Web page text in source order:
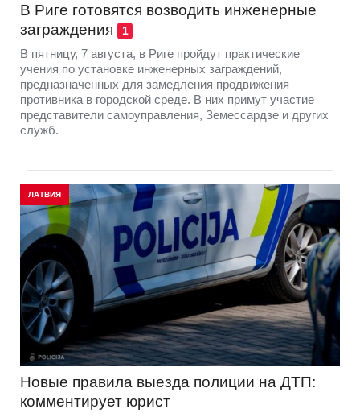
В Риге готовятся возводить инженерные
заграждения
1
В пятницу, 7 августа, в Риге пройдут практические
учения по установке инженерных заграждений,
предназначенных для замедления продвижения
противника в городской среде. В них примут участие
представители самоуправления, Земессардзе и других
служб.
ЛАТВИЯ
Новые правила выезда полиции на ДТП:
комментирует юрист